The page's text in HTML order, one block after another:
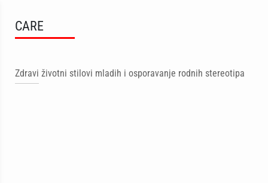
CARE
Zdravi životni stilovi mladih i osporavanje rodnih stereotipa